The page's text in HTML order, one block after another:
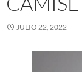
JULIO 22, 2022